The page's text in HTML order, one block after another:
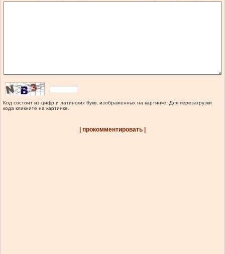
Код состоит из цифр и латинских букв, изображенных на картинке. Для перезагрузки
кода кликните на картинке.
| прокомментировать |